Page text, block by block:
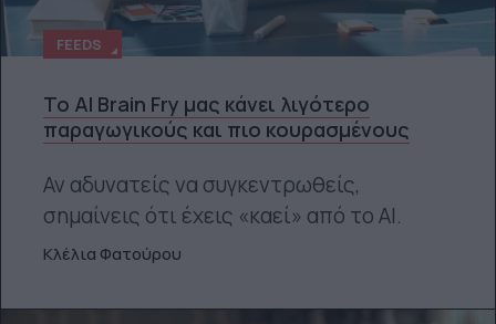
FEEDS
Το AI Brain Fry μας κάνει λιγότερο
παραγωγικούς και πιο κουρασμένους
Αν αδυνατείς να συγκεντρωθείς,
σημαίνεις ότι έχεις «καεί» από το ΑΙ.
Κλέλια Φατούρου